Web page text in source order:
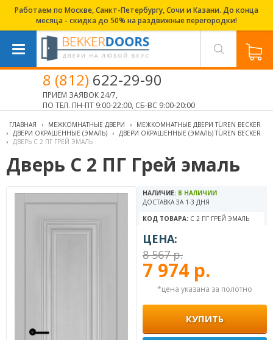
Работаем по Москве, Санкт-Петербургу, Сочи и Казани. До конца
месяца - скидка до 50% на раздвижные перегородки!
8 (812) 622-29-90
ПРИЕМ ЗАЯВОК 24/7,
ПО ТЕЛ. ПН-ПТ 9:00-22:00, СБ-ВС 9:00-20:00
ГЛАВНАЯ › МЕЖКОМНАТНЫЕ ДВЕРИ ›
МЕЖКОМНАТНЫЕ ДВЕРИ TÜREN BECKER
› ДВЕРИ ОКРАШЕННЫЕ (ЭМАЛЬ) › ДВЕРИ ОКРАШЕННЫЕ (ЭМАЛЬ) TÜREN BECKER
› ДВЕРЬ С 2 ПГ ГРЕЙ ЭМАЛЬ
Дверь С 2 ПГ Грей эмаль
НАЛИЧИЕ: В НАЛИЧИИ
ДОСТАВКА ЗА 1-3 ДНЯ
КОД ТОВАРА: С 2 ПГ ГРЕЙ ЭМАЛЬ
ЦЕНА:
8 567 р.
7 974 р.
*цена указана за полотно
КУПИТЬ